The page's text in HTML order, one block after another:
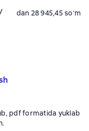
dan 28 945,45 soʻm
pdf formatida yuklab